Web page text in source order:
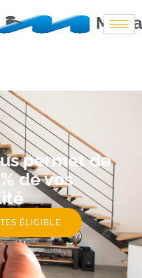
permet de
de vos
ÉLIGIBLE